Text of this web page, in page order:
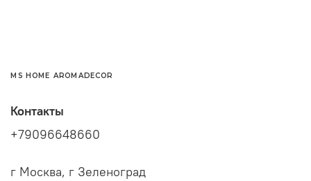
MS HOME AROMADECOR
Контакты
+79096648660
г Москва, г Зеленоград